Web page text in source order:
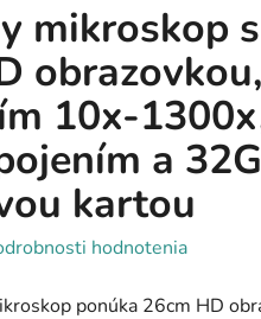
mikroskop s
obrazovkou,
10x-
a
kartou
hodnotenia
ponúka 26cm HD